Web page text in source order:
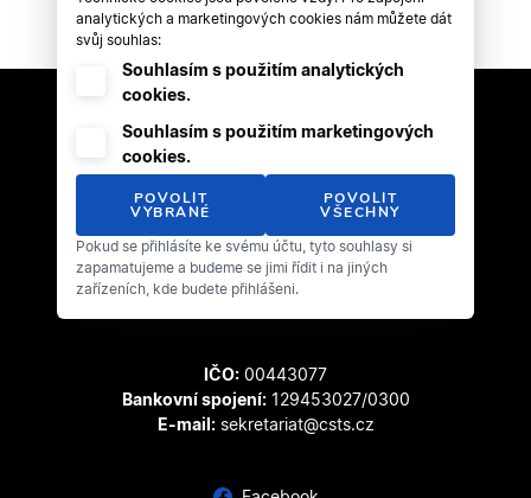
Český svaz tanečního sportu
Zátopkova 100/2
169 00 Praha 6 - Břevnov
IČO: 00443077
Bankovní spojení:129453027/0300
E-mail:sekretariat@csts.cz
analytických a marketingových cookies nám můžete dát
svůj souhlas:
Souhlasím s použitím analytických
cookies.
Souhlasím s použitím marketingových
cookies.
POVOLIT
VYBRANÉ
POVOLIT
VŠECHNY
Pokud se přihlásíte ke svému účtu, tyto souhlasy si
zapamatujeme a budeme se jimi řídit i na jiných
zařízeních, kde budete přihlášeni.